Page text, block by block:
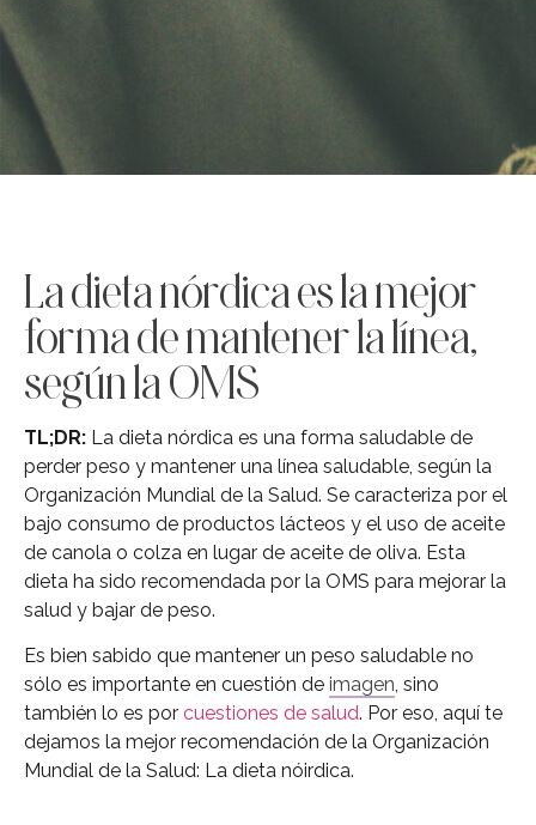
La dieta nórdica es la mejor
forma de mantener la línea,
según la OMS
TL;DR: La dieta nórdica es una forma saludable de
perder peso y mantener una línea saludable, según la
Organización Mundial de la Salud. Se caracteriza por el
bajo consumo de productos lácteos y el uso de aceite
de canola o colza en lugar de aceite de oliva. Esta
dieta ha sido recomendada por la OMS para mejorar la
salud y bajar de peso.
Es bien sabido que mantener un peso saludable no
sólo es importante en cuestión de imagen, sino
también lo es por cuestiones de salud. Por eso, aquí te
dejamos la mejor recomendación de la Organización
Mundial de la Salud: La dieta nóirdica.